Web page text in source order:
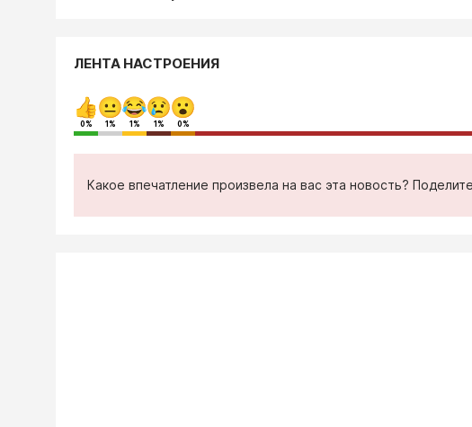
ЛЕНТА НАСТРОЕНИЯ
0% 1% 1% 1% 0%
Какое впечатление произвела на вас эта новость?